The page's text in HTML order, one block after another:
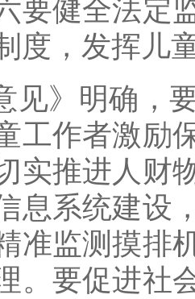
要健全法定
度，发挥儿
见》明确，
工作者激励
实推进人财
息系统建设
准监测摸排
。要促进社